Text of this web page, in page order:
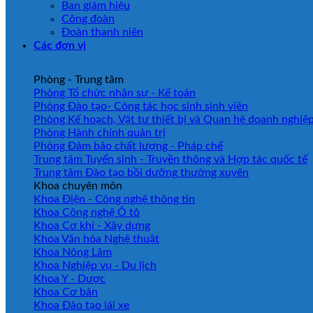
Ban giám hiệu
Công đoàn
Đoàn thanh niên
Các đơn vị
Phòng - Trung tâm
Phòng Tổ chức nhân sự - Kế toán
Phòng Đào tạo- Công tác học sinh sinh viên
Phòng Kế hoạch, Vật tư thiết bị và Quan hệ doanh
Phòng Hành chính quản trị
Phòng Đảm bảo chất lượng - Pháp chế
Trung tâm Tuyển sinh - Truyền thông và Hợp tác quốc tế
Trung tâm Đào tạo bồi dưỡng thường xuyên
Khoa chuyên môn
Khoa Điện - Công nghệ thông tin
Khoa Công nghệ Ô tô
Khoa Cơ khí - Xây dựng
Khoa Văn hóa Nghệ thuật
Khoa Nông Lâm
Khoa Nghiệp vụ - Du lịch
Khoa Y - Dược
Khoa Cơ bản
Khoa Đào tạo lái xe